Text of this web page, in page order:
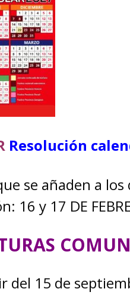
Resolución
se añaden a los
16 y 17 DE
del 15 de